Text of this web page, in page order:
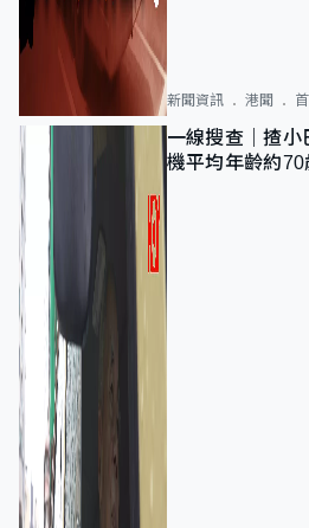
新聞資訊 港聞
一線搜查｜揸
機平均年齡約